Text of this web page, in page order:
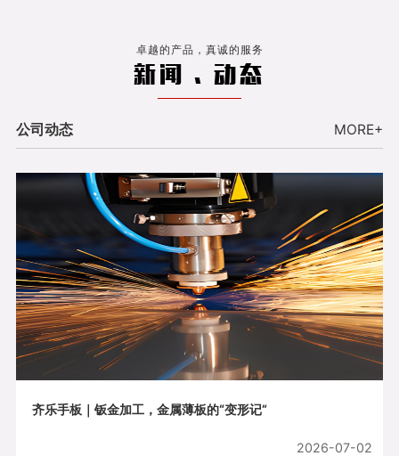
卓越的产品，真诚的服务
新闻 . 动态
公司动态 MORE+
齐乐手板｜钣金加工，金属薄板的“变形记”
2026-07-02